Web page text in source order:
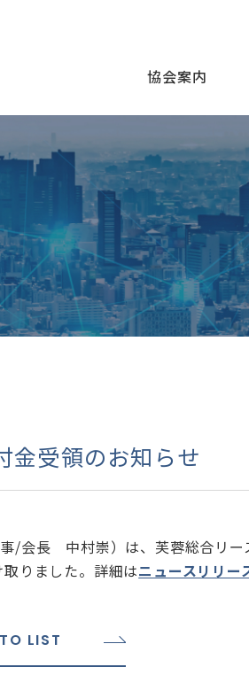
協会案内
金受領のお知らせ
/会長 中村崇）は、芙蓉総合リー
りました。詳細はニュースリリー
LIST